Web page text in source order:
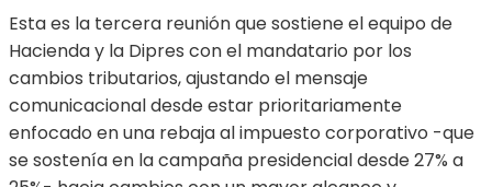
Esta es la tercera reunión que sostiene el equipo de
Hacienda y la Dipres con el mandatario por los
cambios tributarios, ajustando el mensaje
comunicacional desde estar prioritariamente
enfocado en una rebaja al impuesto corporativo -que
se sostenía en la campaña presidencial desde 27% a